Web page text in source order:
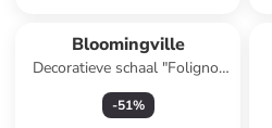
Bloomingville
Decoratieve schaal "Foligno"
wit - (B)27 x (H)6 x (D)14 cm
-51%